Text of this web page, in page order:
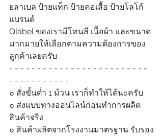
ยลาเบล ป้ายแท็ก ป้ายคอเสื้อ ป้ายโลโก้
แบรนด์
Qlabel ของเรามีโทนสี เนื้อผ้า และขนาด
มากมายให้เลือกตามความต้องการของ
ลูกค้าเลยครับ
- - - - - - - - - - - - - - - - - - - - - - - - -
- - - - - - - - - - -
๐ สั่งขั้นต่ำ 1 ม้วน เราก็ทำให้ได้นะครับ
๐ ส่งแบบทางออนไลน์ก่อนทำการผลิต
สินค้าจริง
๐ สินค้าผลิตจากโรงงานมาตรฐาน รับรอง